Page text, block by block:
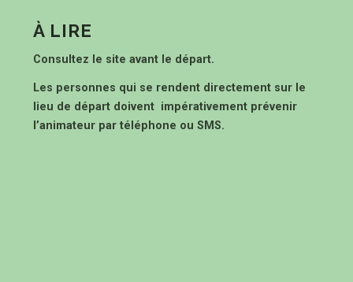
À LIRE
Consultez le site avant le départ.
Les personnes qui se rendent directement sur le
lieu de départ doivent impérativement prévenir
l’animateur par téléphone ou SMS.